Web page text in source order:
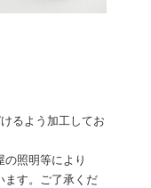
るよう加工してお
の照明等により
ます。ご了承くだ